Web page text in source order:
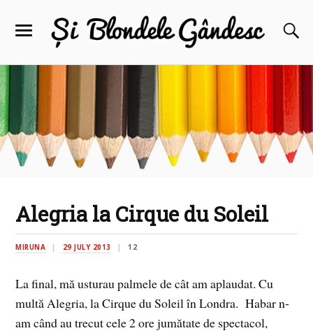
Alegria la Cirque du Soleil
MIRUNA 29 JULY 2013 12
La final, mă usturau palmele de cât am aplaudat. Cu
multă Alegria, la Cirque du Soleil în Londra. Habar n-
am când au trecut cele 2 ore jumătate de spectacol,